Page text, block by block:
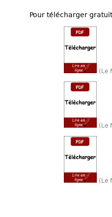
Pour télécharger
(Le
(Le
(Le